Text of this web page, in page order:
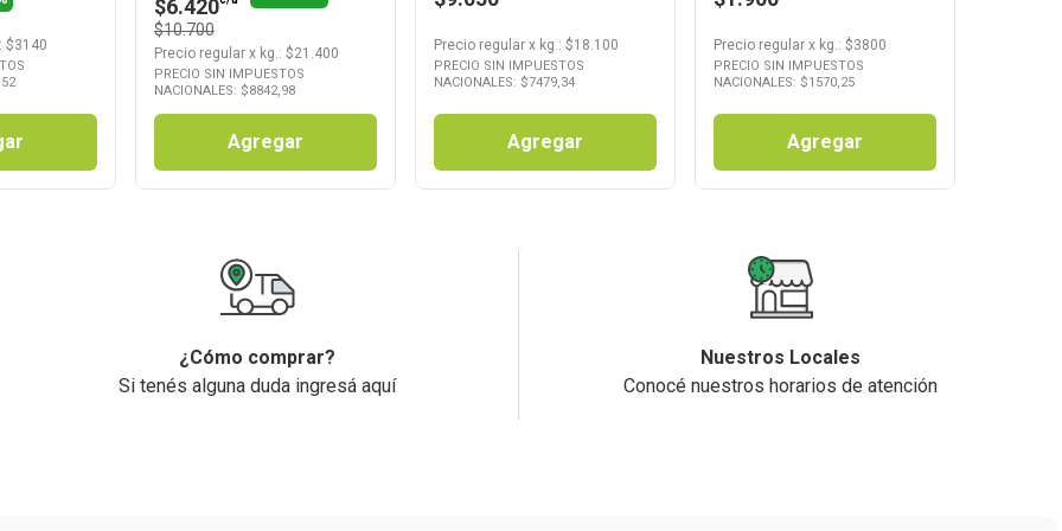
: $3140
$6.420
$10.700
Precio regular x kg.: $21.400
PRECIO SIN IMPUESTOS
NACIONALES: $8842,98
Agregar
Precio regular x kg.: $18.100
PRECIO SIN IMPUESTOS
NACIONALES: $7479,34
Agregar
Precio regular x kg.: $3800
PRECIO SIN IMPUESTOS
NACIONALES: $1570,25
Agregar
¿Cómo comprar?
Si tenés alguna duda ingresá aquí
Nuestros Locales
Conocé nuestros horarios de atención